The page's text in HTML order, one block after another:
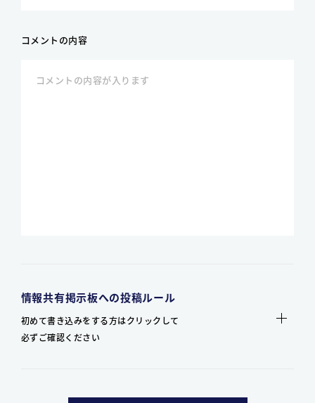
コメントの内容
情報共有掲示板への投稿ルール
初めて書き込みをする方はクリックして
必ずご確認ください